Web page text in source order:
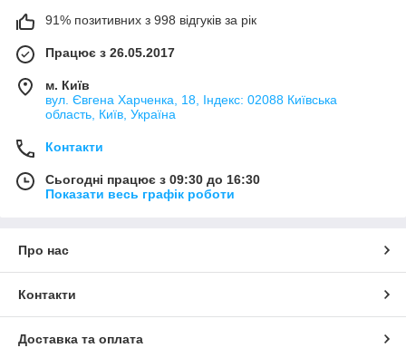
91% позитивних з 998 відгуків за рік
Працює з 26.05.2017
м. Київ
вул. Євгена Харченка, 18, Індекс: 02088 Київська
область, Київ, Україна
Контакти
Сьогодні працює з 09:30 до 16:30
Показати весь графік роботи
Про нас
Контакти
Доставка та оплата